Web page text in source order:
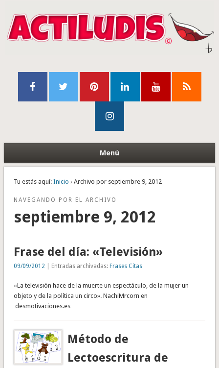
Menú
Tu estás aquí: Inicio › Archivo por septiembre 9, 2012
NAVEGANDO POR EL ARCHIVO
septiembre 9, 2012
Frase del día: «Televisión»
09/09/2012 | Entradas archivadas: Frases Citas
«La televisión hace de la muerte un espectáculo, de la mujer un
objeto y de la política un circo». NachiMrcorn en
desmotivaciones.es
Método de
Lectoescritura de